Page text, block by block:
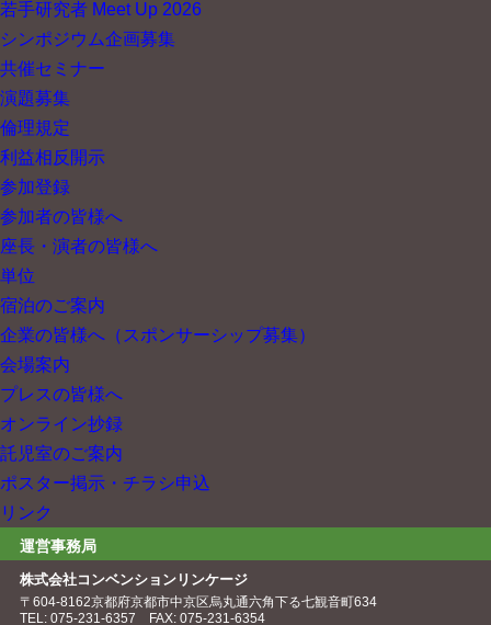
若手研究者 Meet Up 2026
シンポジウム企画募集
共催セミナー
演題募集
倫理規定
利益相反開示
参加登録
参加者の皆様へ
座長・演者の皆様へ
単位
宿泊のご案内
企業の皆様へ （スポンサーシップ募集）
会場案内
プレスの皆様へ
オンライン抄録
託児室のご案内
ポスター掲示・チラシ申込
リンク
運営事務局
株式会社コンベンションリンケージ
〒604-8162京都府京都市中京区烏丸通六角下る七観音町634
TEL: 075-231-6357
FAX: 075-231-6354